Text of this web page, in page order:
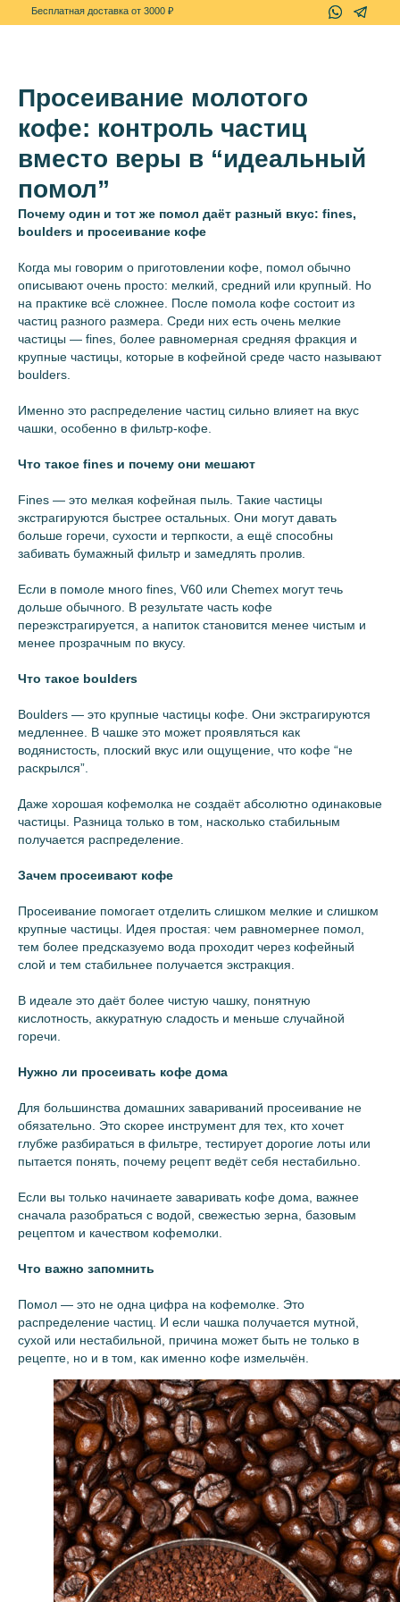
+7(967)-778-
Бесплатная доставка от 3000 ₽
Просеивание молотого
кофе: контроль частиц
вместо веры в “идеальный
помол”
Почему один и тот же помол даёт разный вкус: fines,
boulders и просеивание кофе
Когда мы говорим о приготовлении кофе, помол обычно
описывают очень просто: мелкий, средний или крупный. Но
на практике всё сложнее. После помола кофе состоит из
частиц разного размера. Среди них есть очень мелкие
частицы — fines, более равномерная средняя фракция и
крупные частицы, которые в кофейной среде часто называют
boulders.
Именно это распределение частиц сильно влияет на вкус
чашки, особенно в фильтр-кофе.
Что такое fines и почему они мешают
Fines — это мелкая кофейная пыль. Такие частицы
экстрагируются быстрее остальных. Они могут давать
больше горечи, сухости и терпкости, а ещё способны
забивать бумажный фильтр и замедлять пролив.
Если в помоле много fines, V60 или Chemex могут течь
дольше обычного. В результате часть кофе
переэкстрагируется, а напиток становится менее чистым и
менее прозрачным по вкусу.
Что такое boulders
Boulders — это крупные частицы кофе. Они экстрагируются
медленнее. В чашке это может проявляться как
водянистость, плоский вкус или ощущение, что кофе “не
раскрылся”.
Даже хорошая кофемолка не создаёт абсолютно одинаковые
частицы. Разница только в том, насколько стабильным
получается распределение.
Зачем просеивают кофе
Просеивание помогает отделить слишком мелкие и слишком
крупные частицы. Идея простая: чем равномернее помол,
тем более предсказуемо вода проходит через кофейный
слой и тем стабильнее получается экстракция.
В идеале это даёт более чистую чашку, понятную
кислотность, аккуратную сладость и меньше случайной
горечи.
Нужно ли просеивать кофе дома
Для большинства домашних завариваний просеивание не
обязательно. Это скорее инструмент для тех, кто хочет
глубже разбираться в фильтре, тестирует дорогие лоты или
пытается понять, почему рецепт ведёт себя нестабильно.
Если вы только начинаете заваривать кофе дома, важнее
сначала разобраться с водой, свежестью зерна, базовым
рецептом и качеством кофемолки.
Что важно запомнить
Помол — это не одна цифра на кофемолке. Это
распределение частиц. И если чашка получается мутной,
сухой или нестабильной, причина может быть не только в
рецепте, но и в том, как именно кофе измельчён.
Подпишитесь на нашу рассылку,
чтобы узнавать о новинках первыми